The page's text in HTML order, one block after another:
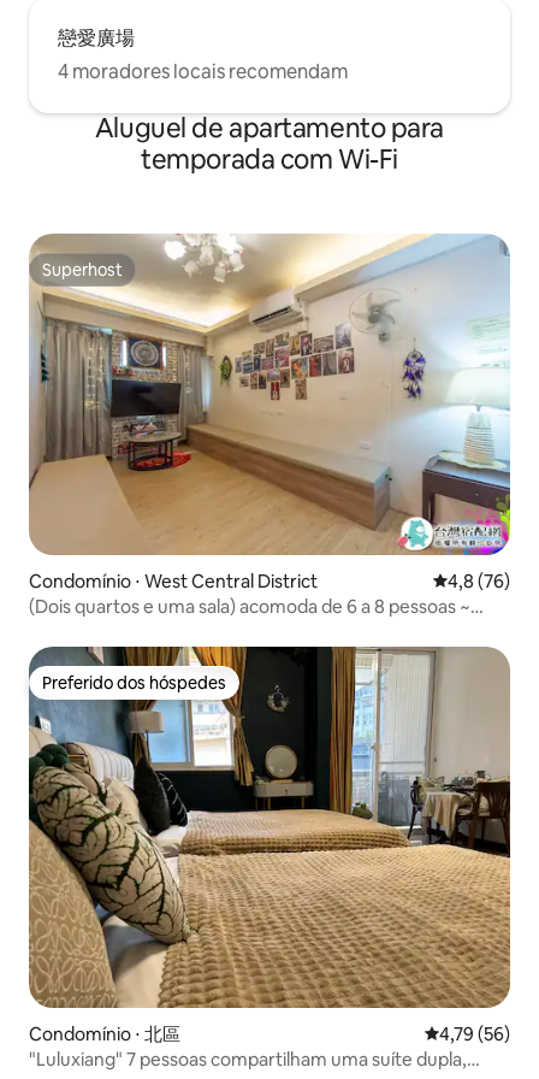
戀愛廣場
4 moradores locais recomendam
Aluguel de apartamento para
temporada com Wi-Fi
Superhost
Superhost
Condomínio ⋅ West Central District 4,8 de uma
4,8 (76)
(Dois quartos e uma sala) acomoda de 6 a 8 pessoas ~
estação ferroviária, com transporte conveniente
Preferido dos hóspedes
Preferido dos hóspedes
Condomínio ⋅ 北區 4,79 de uma
4,79 (56)
"Luluxiang" 7 pessoas compartilham uma suíte dupla,